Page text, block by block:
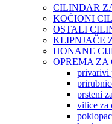
CILINDAR
KOČIONI
OSTALI
KLIPNJAČE
HONANE
OPREMA ZA
privarivi
prsteni
vilice za